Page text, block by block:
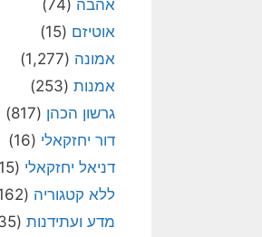
אהבה (74)
אוטיזם (15)
אמונה (1,277)
אמנות (253)
גרשון הכהן (817)
דור יחזקאלי (16)
דניאל יחזקאלי (15)
ללא קטגוריה (162)
מדע ועתידנות (135)